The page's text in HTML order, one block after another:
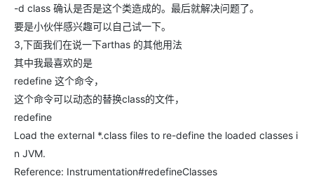
-d class 确认是否是这个类造成的。最后就解决问题了。
要是小伙伴感兴趣可以自己试一下。
3,下面我们在说一下arthas 的其他用法
其中我最喜欢的是
redefine 这个命令，
这个命令可以动态的替换class的文件，
redefine
Load the external *.class files to re-define the loaded classes i
n JVM.
Reference: Instrumentation#redefineClasses